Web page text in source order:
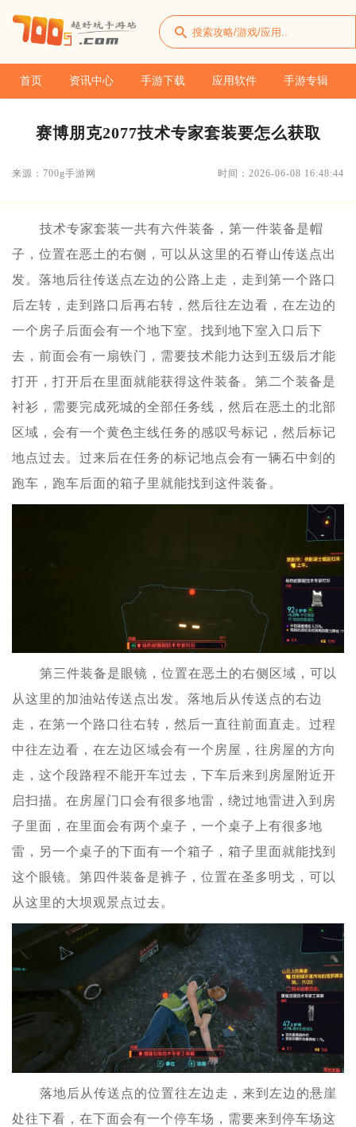
首页 资讯中心 手游下载 应用软件 手游专辑
赛博朋克2077技术专家套装要怎么获取
来源：700g手游网 时间：2026-06-08 16:48:44
技术专家套装一共有六件装备，第一件装备是帽
子，位置在恶土的右侧，可以从这里的石脊山传送点出
发。落地后往传送点左边的公路上走，走到第一个路口
后左转，走到路口后再右转，然后往左边看，在左边的
一个房子后面会有一个地下室。找到地下室入口后下
去，前面会有一扇铁门，需要技术能力达到五级后才能
打开，打开后在里面就能获得这件装备。第二个装备是
衬衫，需要完成死城的全部任务线，然后在恶土的北部
区域，会有一个黄色主线任务的感叹号标记，然后标记
地点过去。过来后在任务的标记地点会有一辆石中剑的
跑车，跑车后面的箱子里就能找到这件装备。
第三件装备是眼镜，位置在恶土的右侧区域，可以
从这里的加油站传送点出发。落地后从传送点的右边
走，在第一个路口往右转，然后一直往前面直走。过程
中往左边看，在左边区域会有一个房屋，往房屋的方向
走，这个段路程不能开车过去，下车后来到房屋附近开
启扫描。在房屋门口会有很多地雷，绕过地雷进入到房
子里面，在里面会有两个桌子，一个桌子上有很多地
雷，另一个桌子的下面有一个箱子，箱子里面就能找到
这个眼镜。第四件装备是裤子，位置在圣多明戈，可以
从这里的大坝观景点过去。
落地后从传送点的位置往左边走，来到左边的悬崖
处往下看，在下面会有一个停车场，需要来到停车场这